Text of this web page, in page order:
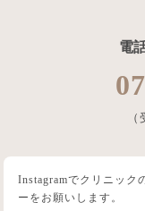
電
Instagramでクリニック
ーをお願いします。